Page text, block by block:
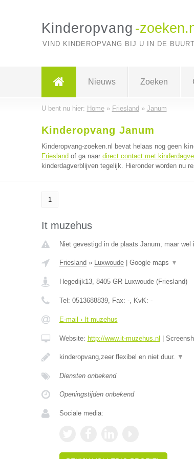
Kinderopvang -
VIND KINDEROPVANG BIJ U IN DE
Nieuws Zoeken
U bent nu hier: Home» Friesland » Janum
Kinderopvang Janum
Kinderopvang-zoeken.nl bevat helaas nog geen
Friesland of ga naar direct contact met
kinderdagverblijven tegelijk. Hieronder worden nu
1
It muzehus
Niet gevestigd in de plaats Janum, maar wel
Friesland » Luxwoude| Google maps ▼
Hegedijk13, 8405 GR Luxwoude(Friesland)
Tel: 0513688839, Fax: -, KvK: -
E-mail › It muzehus
Website: http://www.it-muzehus.nl
kinderopvang,zeer flexibel en niet duur. ▼
Diensten onbekend
Openingstijden onbekend
Sociale media: